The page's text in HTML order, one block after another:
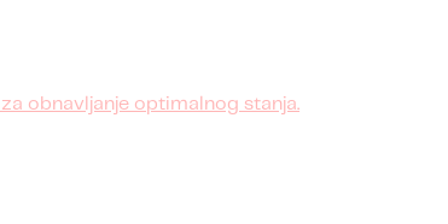
obnavljanje optimalnog stanja.